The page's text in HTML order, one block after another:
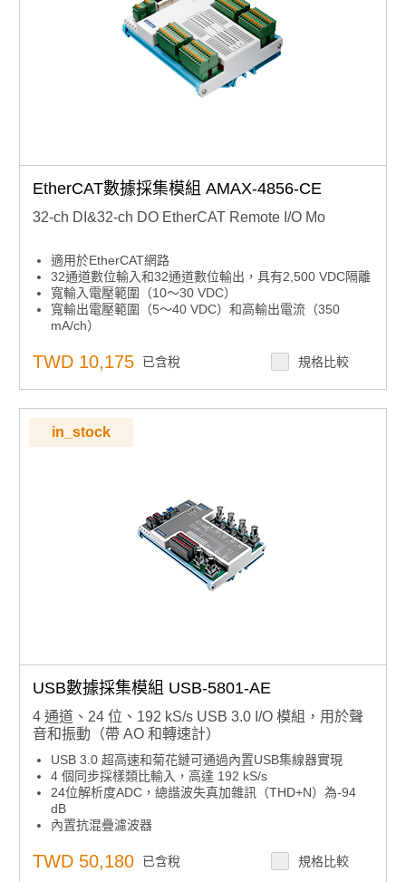
EtherCAT數據採集模組 AMAX-4856-CE
32-ch DI&32-ch DO EtherCAT Remote I/O Mo
適用於EtherCAT網路
32通道數位輸入和32通道數位輸出，具有2,500 VDC隔離
寬輸入電壓範圍（10〜30 VDC）
寬輸出電壓範圍（5〜40 VDC）和高輸出電流（350
mA/ch）
I/O狀態的LED指示燈
支援EtherCAT分佈式時鐘（DC）模式和SyncManager模
式
兩個旋轉開關，可達256個子設備ID
TWD 10,175 已含稅 規格比較
in_stock
USB數據採集模組 USB-5801-AE
4 通道、24 位、192 kS/s USB 3.0 I/O 模組，用於聲
音和振動（帶 AO 和轉速計）
USB 3.0 超高速和菊花鏈可通過內置USB集線器實現
4 個同步採樣類比輸入，高達 192 kS/s
24位解析度ADC，總諧波失真加雜訊（THD+N）為-94
dB
內置抗混疊濾波器
2 個模擬輸出，更新速率高達 192 kS/s
24位解析度DAC，總諧波失真加雜訊（THD+N）為-90
TWD 50,180 已含稅 規格比較